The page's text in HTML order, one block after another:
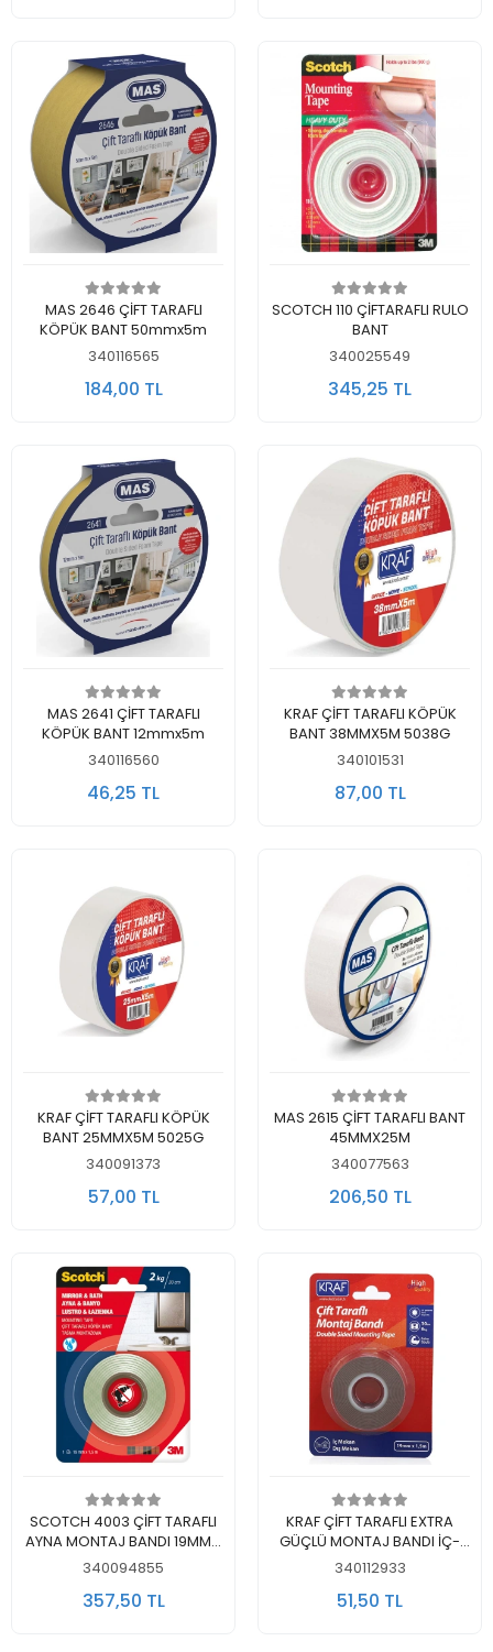
Sepete Ekle
MAS 2646 ÇİFT TARAFLI
KÖPÜK BANT 50mmx5m
340116565
184,00 TL
Sepete Ekle
SCOTCH 110 ÇİFTARAFLI RULO
BANT
340025549
345,25 TL
Sepete Ekle
MAS 2641 ÇİFT TARAFLI
KÖPÜK BANT 12mmx5m
340116560
46,25 TL
Sepete Ekle
KRAF ÇİFT TARAFLI KÖPÜK
BANT 38MMX5M 5038G
340101531
87,00 TL
Sepete Ekle
KRAF ÇİFT TARAFLI KÖPÜK
BANT 25MMX5M 5025G
340091373
57,00 TL
Sepete Ekle
MAS 2615 ÇİFT TARAFLI BANT
45MMX25M
340077563
206,50 TL
Sepete Ekle
SCOTCH 4003 ÇİFT TARAFLI
AYNA MONTAJ BANDI 19MM x
1.5MT
340094855
357,50 TL
Sepete Ekle
KRAF ÇİFT TARAFLI EXTRA
GÜÇLÜ MONTAJ BANDI İÇ-
DIŞ MEKAN 19MMX1,5M
340112933
51,50 TL